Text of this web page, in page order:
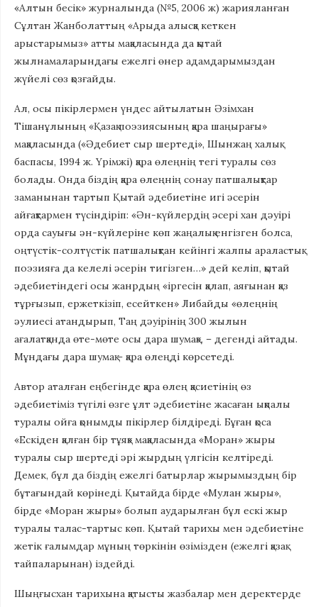
«Алтын бесік» журналында (№5, 2006 ж) жарияланған
Сұлтан Жанболаттың «Арыда алысқа кеткен
арыстарымыз» атты мақала­сында да қытай
жылнамаларындағы ежелгі өнер адамдарымыздан
жүйелі сөз қозғайды.
Ал, осы пікірлермен үндес айтылатын Әзімхан
Тішанұлының «Қазақ поэзиясының қара шаңырағы»
мақаласында («Әдебиет сыр шертеді», Шынжаң халық
баспасы, 1994 ж. Үрімжі) қара өлеңнің тегі туралы сөз
болады. Онда біздің қара өлеңнің сонау патшалықтар
заманынан тартып Қытай әдебиетіне игі әсерін
айғақтармен түсіндіріп: «Ән-күйлердің әсері хан дәуірі
орда сауығы ән-күйлеріне көп жаңалық енгізген болса,
оңтүстік-солтүстік патшалықтан кейінгі жалпы араластық
поэзияға да келелі әсерін тигізген…» дей келіп, қытай
әдебиетіндегі осы жанрдың «іргесін қалап, аяғынан қаз
тұрғызып, ержеткізіп, есейткен» Либайды «өлеңнің
әулиесі атандырып, Таң дәуірінің 300 жылын
ағалатқанда өте-мөте осы дара шумақ», – дегенді айтады.
Мұндағы дара шумақ – қара өлеңді көрсетеді.
Автор аталған еңбегінде қара өлең қасиетінің өз
әдебиетіміз түгілі өзге ұлт әдебиетіне жасаған ықпалы
туралы ойға қонымды пікірлер білдіреді. Бұған қоса
«Ескіден қалған бір тұяқ» мақаласында «Моран» жыры
туралы сыр шертеді әрі жырдың үлгісін келтіреді.
Демек, бұл да біздің ежелгі батырлар жырымыз­дың бір
бұтағындай көрінеді. Қытайда бірде «Мулан жыры»,
бірде «Моран жыры» болып аударылған бұл ескі жыр
туралы талас-тартыс көп. Қытай тарихы мен әдебиетіне
жетік ғалымдар мұның төркінін өзімізден (ежелгі қазақ
тайпаларынан) іздейді.
Шыңғысхан тарихына қатысты жазбалар мен деректерде